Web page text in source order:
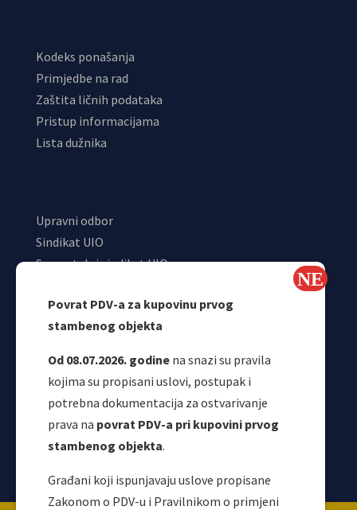
Povrat PDV-a za kupovinu prvog
stambenog objekta
Od 08.07.2026. godine na snazi su pravila
kojima su propisani uslovi, postupak i
potrebna dokumentacija za ostvarivanje
prava na povrat PDV-a pri kupovini prvog
stambenog objekta.
Građani koji ispunjavaju uslove propisane
Zakonom o PDV-u i Pravilnikom o primjeni
Kodeks ponašanja
Primjedbe na rad
Zaštita ličnih podataka
Pristup informacijama
Lista dužnika
Upravni odbor
Sindikat UIO
Samostalni sindikat UIO
Odjeljenje za makroekonomsku analizu
Korisni linkovi